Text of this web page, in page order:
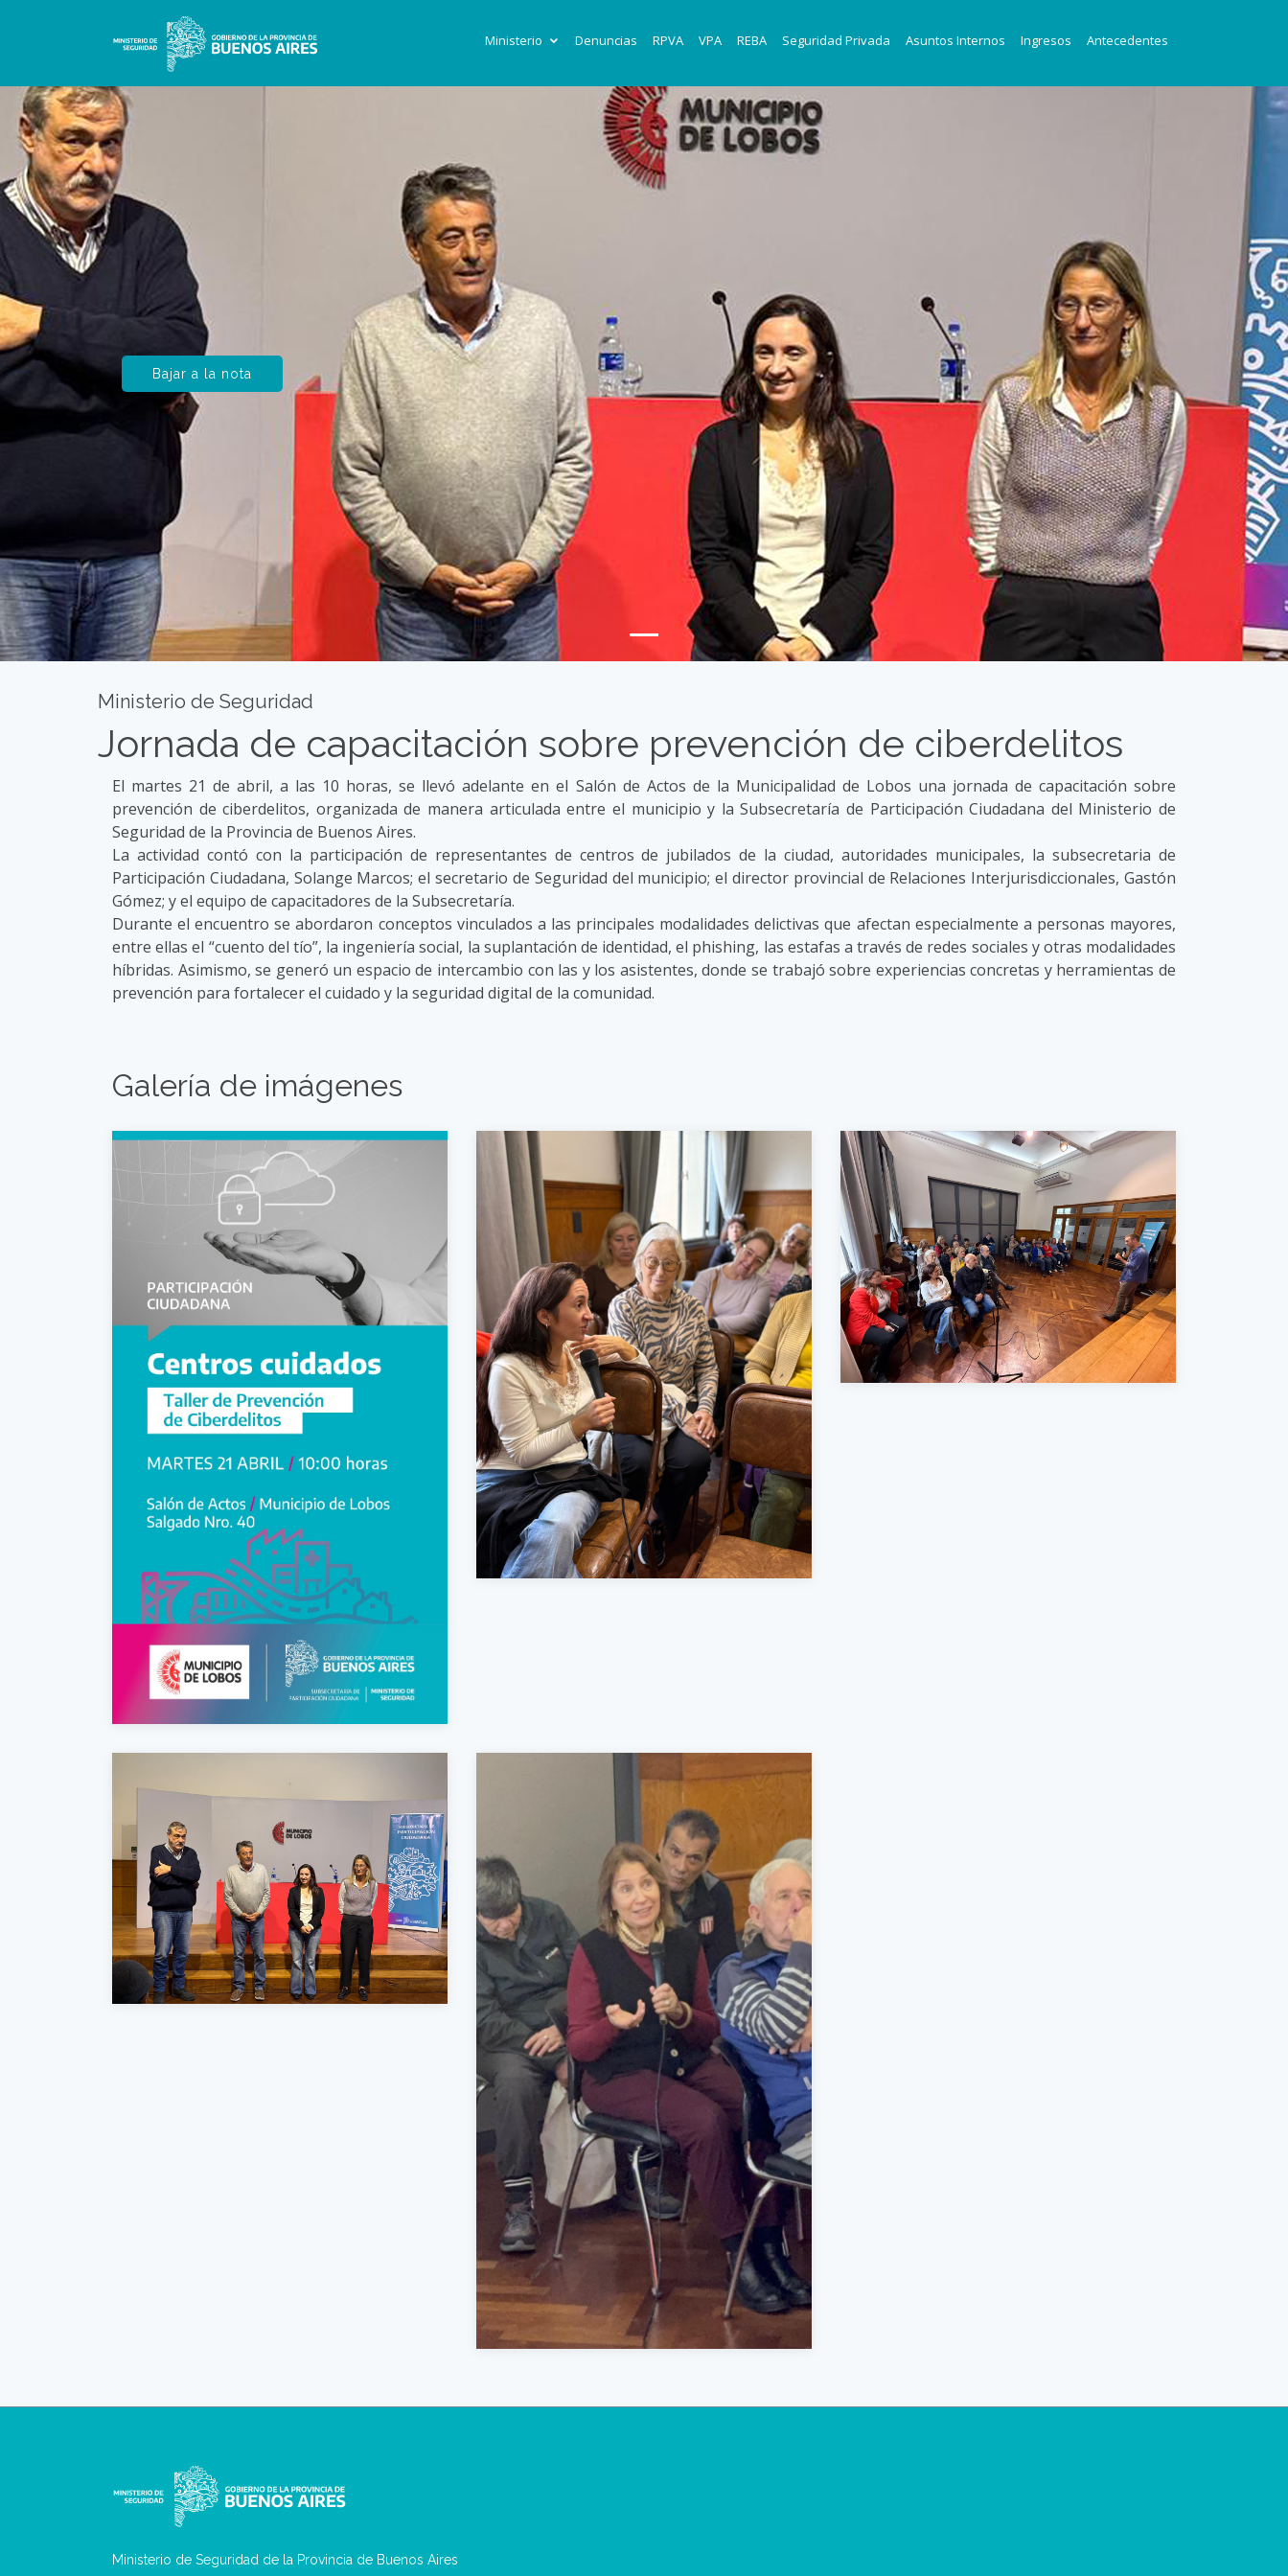
Ministerio Denuncias RPVA VPA REBA Seguridad Privada Asuntos Internos Ingresos Antecedentes
Bajar a la nota
Ministerio de Seguridad
Jornada de capacitación sobre prevención de ciberdelitos
El martes 21 de abril, a las 10 horas, se llevó adelante en el Salón de Actos de la Municipalidad de Lobos una jornada de capacitación sobre
prevención de ciberdelitos, organizada de manera articulada entre el municipio y la Subsecretaría de Participación Ciudadana del Ministerio de
Seguridad de la Provincia de Buenos Aires.
La actividad contó con la participación de representantes de centros de jubilados de la ciudad, autoridades municipales, la subsecretaria de
Participación Ciudadana, Solange Marcos; el secretario de Seguridad del municipio; el director provincial de Relaciones Interjurisdiccionales, Gastón
Gómez; y el equipo de capacitadores de la Subsecretaría.
Durante el encuentro se abordaron conceptos vinculados a las principales modalidades delictivas que afectan especialmente a personas mayores,
entre ellas el “cuento del tío”, la ingeniería social, la suplantación de identidad, el phishing, las estafas a través de redes sociales y otras modalidades
híbridas. Asimismo, se generó un espacio de intercambio con las y los asistentes, donde se trabajó sobre experiencias concretas y herramientas de
prevención para fortalecer el cuidado y la seguridad digital de la comunidad.
Galería de imágenes
Ministerio de Seguridad de la Provincia de Buenos Aires